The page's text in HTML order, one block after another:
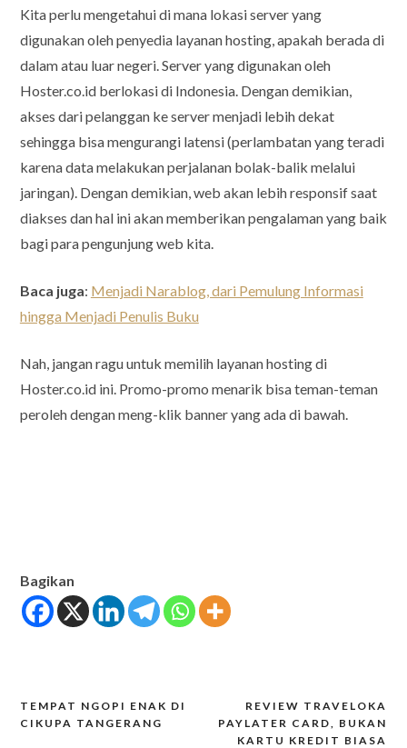
Kita perlu mengetahui di mana lokasi server yang
digunakan oleh penyedia layanan hosting, apakah berada di
dalam atau luar negeri. Server yang digunakan oleh
Hoster.co.id berlokasi di Indonesia. Dengan demikian,
akses dari pelanggan ke server menjadi lebih dekat
sehingga bisa mengurangi latensi (perlambatan yang teradi
karena data melakukan perjalanan bolak-balik melalui
jaringan). Dengan demikian, web akan lebih responsif saat
diakses dan hal ini akan memberikan pengalaman yang baik
bagi para pengunjung web kita.
Baca juga: Menjadi Narablog, dari Pemulung Informasi
hingga Menjadi Penulis Buku
Nah, jangan ragu untuk memilih layanan hosting di
Hoster.co.id ini. Promo-promo menarik bisa teman-teman
peroleh dengan meng-klik banner yang ada di bawah.
Bagikan
Post
REVIEW TRAVELOKA
PAYLATER CARD, BUKAN
KARTU KREDIT BIASA
TEMPAT NGOPI ENAK DI
CIKUPA TANGERANG